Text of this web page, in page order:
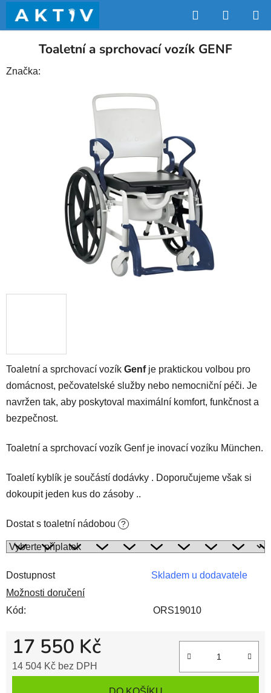
obsah
Hledat
KOŠÍK
Toaletní a sprchovací vozík Genfje praktickou volbou pro
domácnost, pečovatelské služby nebo nemocniční péči. Je
navržen tak, aby poskytoval maximální komfort, funkčnost a
bezpečnost.
Toaletní a sprchovací vozík Genf je inovací vozíku München.
Toaletí kyblík je součástí dodávky . Doporučujeme však si
dokoupit jeden kus do zásoby ..
Dostat s toaletní nádobou ?
Dostupnost
Skladem u dodavatele
Možnosti doručení
Kód:
ORS19010
17 550 Kč
14 504 Kč bez DPH
Toaletní a sprchovací vozík GENF
Značka: